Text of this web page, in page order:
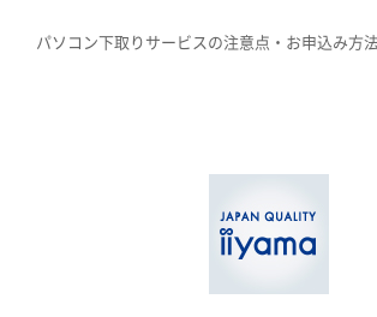
パソコン下取りサービスの注意点・お申込み方